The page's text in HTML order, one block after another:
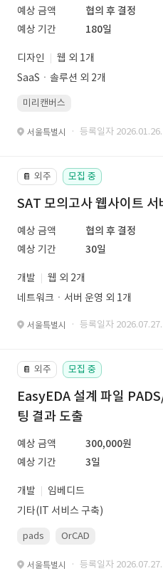
예상 금액
협의 후 결정
예상 기간
180일
디자인
웹 외 1개
SaaSㆍ솔루션 외 2개
미리캔버스
서울특별시 · 등록일자 2026.01.26.
📔 외주 모집 중
SAT 모의고사 웹사이트 서
예상 금액
협의 후 결정
예상 기간
30일
개발
웹 외 2개
네트워크ㆍ서버 운영 외 1개
서울특별시 · 등록일자 2026.07.27.
📔 외주 모집 중
EasyEDA 설계 파일
팅 결과 도출
예상 금액
300,000원
예상 기간
3일
개발
임베디드
기타(IT 서비스 구축)
pads OrCAD
서울특별시 · 등록일자 2026.07.27.